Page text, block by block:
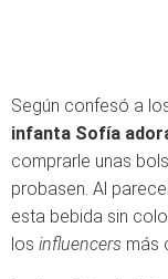
Según confesó a
infanta Sofía
comprarle unas
probasen. Al
esta bebida sin
los influencers más